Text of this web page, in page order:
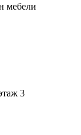
мебели
3